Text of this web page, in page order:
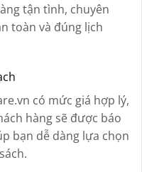
tận tình, chuyên
toàn và đúng lịch
có mức giá hợp lý,
hàng sẽ được báo
bạn dễ dàng lựa chọn